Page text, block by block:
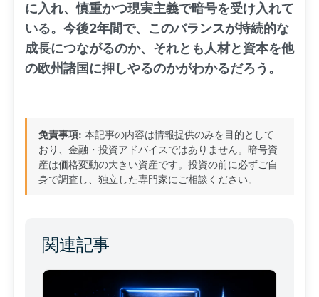
に入れ、慎重かつ現実主義で暗号を受け入れて
いる。今後2年間で、このバランスが持続的な
成長につながるのか、それとも人材と資本を他
の欧州諸国に押しやるのかがわかるだろう。
免責事項: 本記事の内容は情報提供のみを目的として
おり、金融・投資アドバイスではありません。暗号資
産は価格変動の大きい資産です。投資の前に必ずご自
身で調査し、独立した専門家にご相談ください。
関連記事